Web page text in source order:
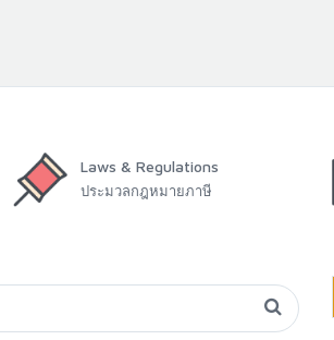
Laws & Regulations
ประมวลกฎหมายภาษี